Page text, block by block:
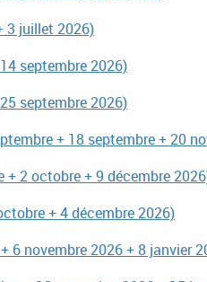
3 juillet 2026)
septembre 2026)
septembre 2026)
+ 18 septembre + 20
+ 2 octobre + 9 décembre
+ 4 décembre 2026)
6 novembre 2026 + 8 janvier